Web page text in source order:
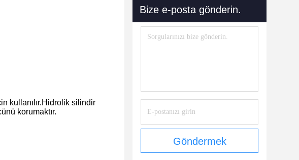
kullanılır.Hidrolik silindir
korumaktır.
Bize e-posta gönderin.
Göndermek